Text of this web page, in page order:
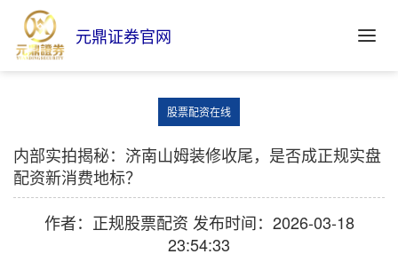
元鼎证券官网
股票配资在线
内部实拍揭秘：济南山姆装修收尾，是否成正规实盘
配资新消费地标？
作者：正规股票配资 发布时间：2026-03-18
23:54:33